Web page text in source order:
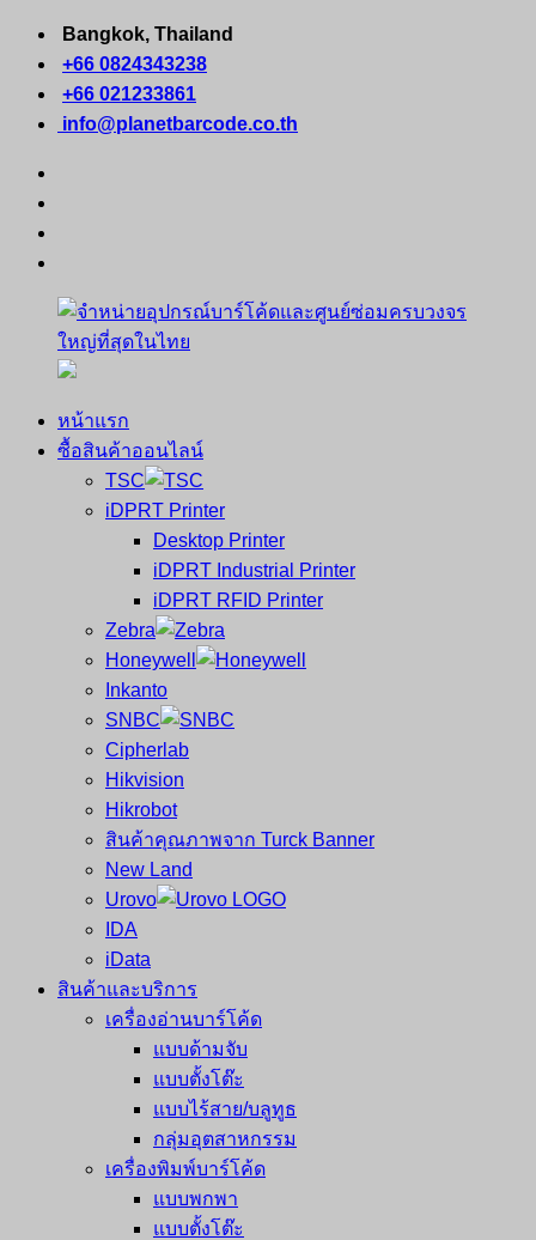
Skip
content
Bangkok, Thailand
+66 0824343238
+66 021233861
info@planetbarcode.co.th
จำหน่าย
คอมพิวเตอร์
หน้าแรก
ซื้อสินค้าออนไลน์
TSC
iDPRT Printer
Desktop Printer
iDPRT Industrial Printer
iDPRT RFID Printer
Zebra
Honeywell
Inkanto
SNBC
Cipherlab
Hikvision
Hikrobot
สินค้าคุณภาพจาก Turck Banner
New Land
Urovo
IDA
iData
สินค้าและบริการ
เครื่องอ่านบาร์โค้ด
แบบด้ามจับ
แบบตั้งโต๊ะ
แบบไร้สาย/บลูทูธ
กลุ่มอุตสาหกรรม
เครื่องพิมพ์บาร์โค้ด
แบบพกพา
แบบตั้งโต๊ะ